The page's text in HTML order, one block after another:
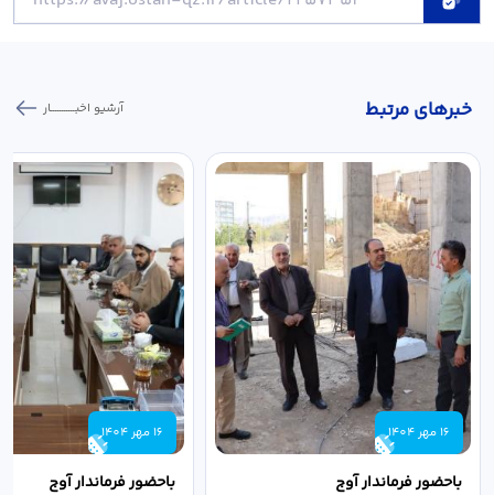
خبر‌های مرتبط آرشیو اخبـــــــــــار
16 مهر 1404
باحضور فرماندار آوج
16 مهر 1404
باحضور فرماندار آوج